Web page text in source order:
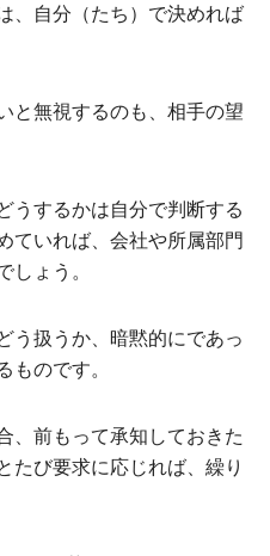
、自分（たち）で決めれば
と無視するのも、相手の望
うするかは自分で判断する
ていれば、会社や所属部門
しょう。
う扱うか、暗黙的にであっ
ものです。
、前もって承知しておきた
たび要求に応じれば、繰り